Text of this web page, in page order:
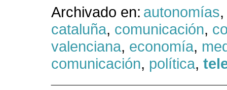
Archivado en: autonomías,
cataluña, comunicación,
valenciana, economía,
comunicación, política,